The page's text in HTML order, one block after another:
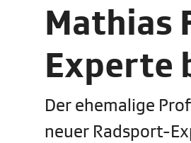
Mathias
Experte
Der ehemalige
neuer Radsport-